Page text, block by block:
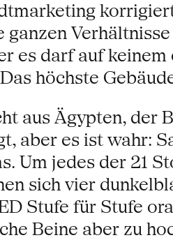
ganzen
es darf auf
höchste
aus Ägypten, der
aber es ist wahr:
Um jedes der 21
sich vier
Stufe für Stufe
Beine aber zu